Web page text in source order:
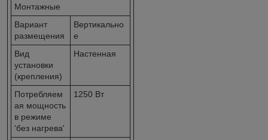
Монтажные
Вариант
размещения
Вертикально
е
Вид
установки
(крепления)
Настенная
Потребляем
ая мощность
в режиме
'без нагрева'
1250 Вт